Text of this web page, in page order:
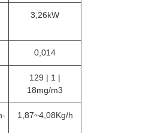
3,26kW
0,014
129 | 1 |
18mg/m3
1,87~4,08Kg/h